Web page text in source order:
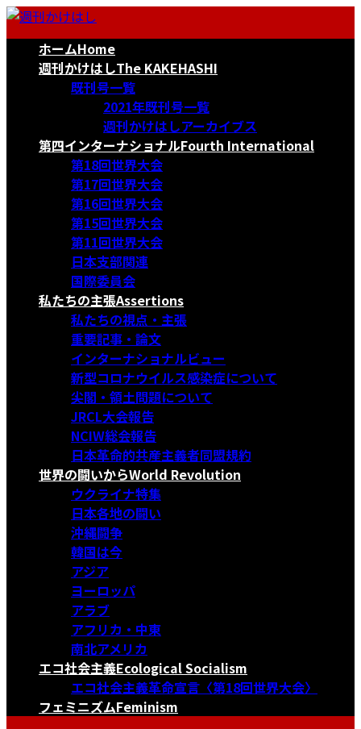
コ
ナ
ホームHome
週刊かけはしThe KAKEHASHI
既刊号一覧
2021年既刊号一覧
週刊かけはしアーカイブス
第四インターナショナルFourth International
第18回世界大会
第17回世界大会
第16回世界大会
第15回世界大会
第11回世界大会
日本支部関連
国際委員会
私たちの主張Assertions
私たちの視点・主張
重要記事・論文
インターナショナルビュー
新型コロナウイルス感染症について
尖閣・領土問題について
JRCL大会報告
NCIW総会報告
日本革命的共産主義者同盟規約
世界の闘いからWorld Revolution
ウクライナ特集
日本各地の闘い
沖縄闘争
韓国は今
アジア
ヨーロッパ
アラブ
アフリカ・中東
南北アメリカ
エコ社会主義Ecological Socialism
エコ社会主義革命宣言〈第18回世界大会〉
フェミニズムFeminism